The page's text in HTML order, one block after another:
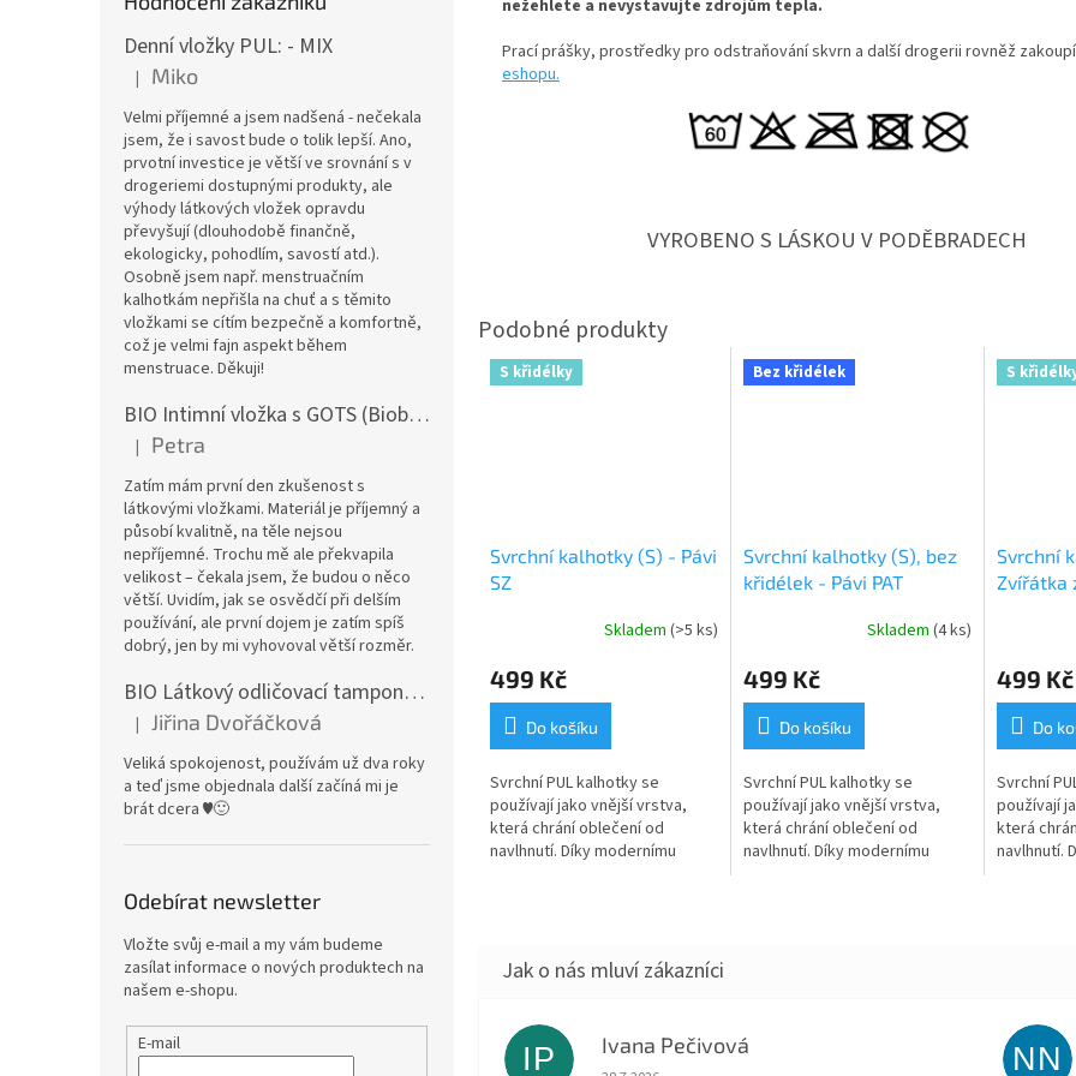
Denní vložky PUL: - MIX
Hodnocení produktu je 5 z 5 hvězdiček.
| Miko
Velmi příjemné a jsem nadšená - nečekala
jsem, že i savost bude o tolik lepší. Ano,
prvotní investice je větší ve srovnání s v
drogeriemi dostupnými produkty, ale
výhody látkových vložek opravdu
převyšují (dlouhodobě finančně,
ekologicky, pohodlím, savostí atd.).
Osobně jsem např. menstruačním
kalhotkám nepřišla na chuť a s těmito
vložkami se cítím bezpečně a komfortně,
což je velmi fajn aspekt během
menstruace. Děkuji!
BIO Intimní vložka s GOTS (Biobavlněný úplet) - Malované pivoňky v hořčicové
Hodnocení produktu je 5 z 5 hvězdiček.
| Petra
Zatím mám první den zkušenost s
látkovými vložkami. Materiál je příjemný a
působí kvalitně, na těle nejsou
nepříjemné. Trochu mě ale překvapila
velikost – čekala jsem, že budou o něco
větší. Uvidím, jak se osvědčí při delším
používání, ale první dojem je zatím spíš
dobrý, jen by mi vyhovoval větší rozměr.
BIO Látkový odličovací tamponek: Barevné bambusovo-biobavlněné froté
Hodnocení produktu je 5 z 5 hvězdiček.
| Jiřina Dvořáčková
Veliká spokojenost, používám už dva roky
a teď jsme objednala další začíná mi je
brát dcera ♥️🙂
Odebírat newsletter
Vložte svůj e-mail a my vám budeme
zasílat informace o nových produktech na
našem e-shopu.
E-mail
nežehlete a nevystavujte zdrojům tepla.
Prací prášky, prostředky pro odstraňování skvrn a další drogerii rovněž
eshopu.
VYROBENO S LÁSKOU V PODĚBRADECH
S křidélky
Svrchní kalhotky (S) - Pávi
SZ
Skladem (>5 ks)
499 Kč
Do košíku
Svrchní PUL kalhotky se
používají jako vnější vrstva,
která chrání oblečení od
navlhnutí. Díky modernímu
Bez křidélek
Svrchní kalhotky (S), bez
křidélek - Pávi PAT
Skladem (4 ks)
499 Kč
Do košíku
Svrchní PUL kalhotky se
používají jako vnější vrstva,
která chrání oblečení od
navlhnutí. Díky modernímu
S
Svrchní
Zvířátka
499 Kč
Do
Svrchní
používají
která
navlhnutí.
IP Ivana Pečivová
Hodnocení obchodu je 5 z 5 hvězdiček. NN